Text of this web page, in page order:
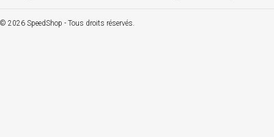
© 2026 SpeedShop - Tous droits réservés.